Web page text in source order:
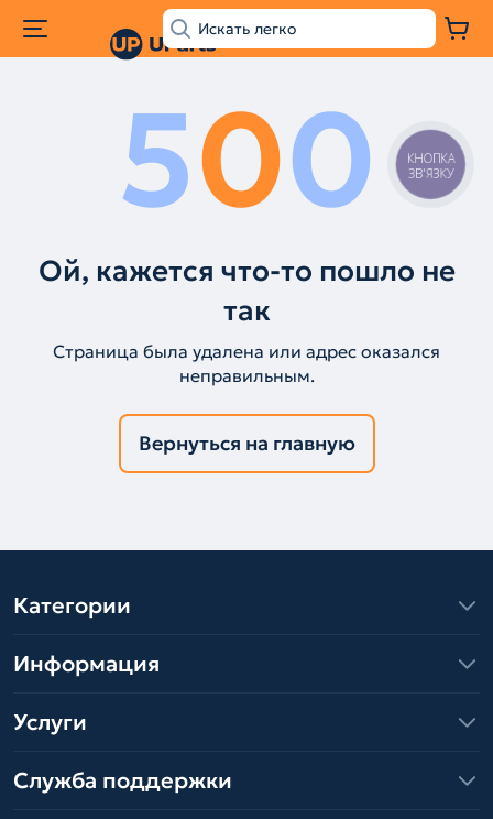
500
Ой, кажется что-то пошло не
так
Страница была удалена или адрес оказался
неправильным.
Вернуться на главную
Категории
Информация
Услуги
Служба поддержки
КНОПКА
ЗВ'ЯЗКУ